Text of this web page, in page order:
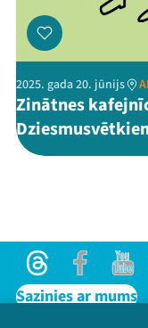
2025. gada 20. jūnijs
Zinātnes
ThreadsFacebook
Sazinies ar mums